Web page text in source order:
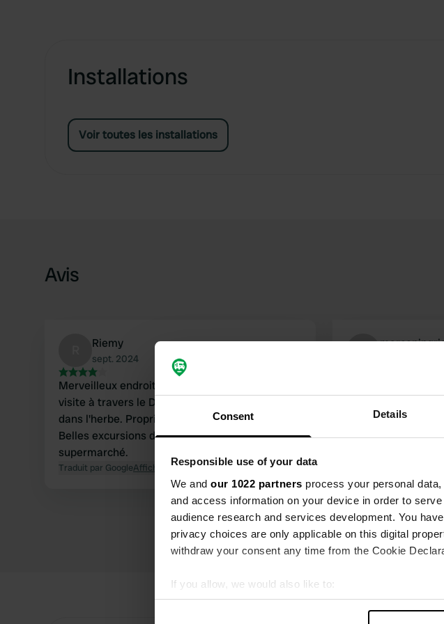
Consent Details
Responsible use of your data
We and our 1022 partners process your personal
and access information on your device in order to
audience research and services development. You
privacy choices are only applicable on this digital
withdraw your consent any time from the Cookie
If you allow, we would also like to:
Collect information about your geographical
Installations
Voir toutes les installations
Avis
Riemy
sept. 2024
Merveilleux endroit pour se détendre lors d'une
visite à travers le Danemark. De grandes taches
dans l'herbe. Propriétaires super sympathiques.
Belles excursions dans la région, tout comme un
supermarché.
Traduit par GoogleAfficher l'original
naturelle. les
ont préparé un
la balade à vélo,
du « Fynsk aeggekage ». il y a un
pain. une aire de
golf... les douches
séjourné ici
Traduit par Google